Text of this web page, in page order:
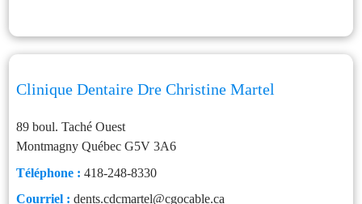
Clinique Dentaire Dre Christine Martel
89 boul. Taché Ouest
Montmagny Québec G5V 3A6
Téléphone : 418-248-8330
Courriel : dents.cdcmartel@cgocable.ca